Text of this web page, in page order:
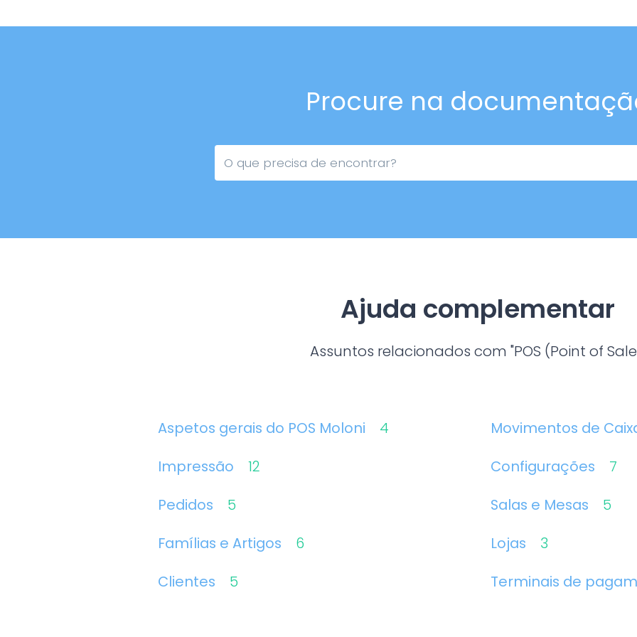
Procure na
Ajuda complementar
Assuntos relacionados com "POS (Point of
Aspetos gerais do POS Moloni
4
Impressão
12
Pedidos
5
Famílias e Artigos
6
Clientes
5
Movimentos de
Configurações
7
Salas e Mesas
5
Lojas
3
Terminais de